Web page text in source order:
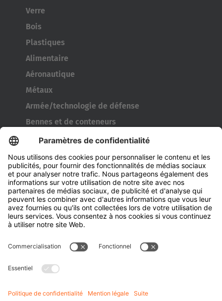
Verre
Bois
Plastiques
Alimentaire
Aéronautique
Métaux
Armée/technologie de défense
Bennes et de conteneurs
Outils de l’industrie pneumatique
Transporteur de bobines
Portes et fenêtres
Entreprise
À propos d' HUBTEX
À propos d' HUBTEX France
Durabilité
Contact
Connaissances